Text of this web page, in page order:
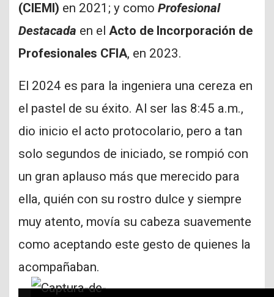
(CIEMI) en 2021; y como Profesional
Destacada en el Acto de Incorporación de
Profesionales CFIA, en 2023.
El 2024 es para la ingeniera una cereza en
el pastel de su éxito. Al ser las 8:45 a.m.,
dio inicio el acto protocolario, pero a tan
solo segundos de iniciado, se rompió con
un gran aplauso más que merecido para
ella, quién con su rostro dulce y siempre
muy atento, movía su cabeza suavemente
como aceptando este gesto de quienes la
acompañaban.